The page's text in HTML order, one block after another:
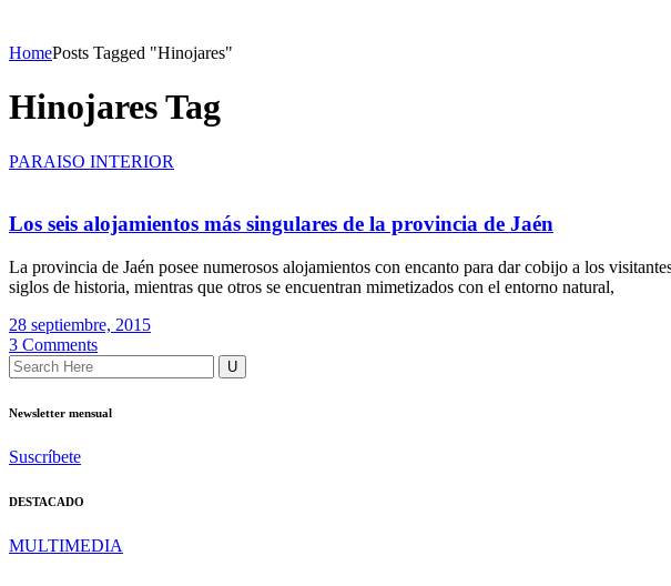
HomePosts Tagged "Hinojares"
Hinojares Tag
PARAISO INTERIOR
Los seis alojamientos más singulares de la provincia de Jaén
La provincia de Jaén posee numerosos alojamientos con encanto para dar cobijo a los
siglos de historia, mientras que otros se encuentran mimetizados con el entorno natural,
28 septiembre, 2015
3 Comments
Newsletter mensual
Suscríbete
DESTACADO
MULTIMEDIA